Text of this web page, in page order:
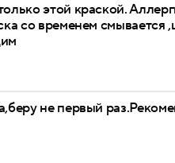
этой краской.
со временем смывается
не первый